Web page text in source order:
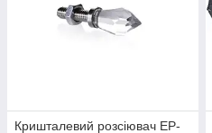
Кришталевий розсіювач EP-